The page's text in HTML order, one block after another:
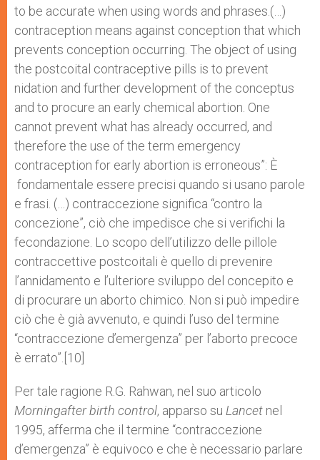
to be accurate when using words and phrases.(…)
contraception means against conception that which
prevents conception occurring. The object of using
the postcoital contraceptive pills is to prevent
nidation and further development of the conceptus
and to procure an early chemical abortion. One
cannot prevent what has already occurred, and
therefore the use of the term emergency
contraception for early abortion is erroneous”: È
fondamentale essere precisi quando si usano parole
e frasi. (…) contraccezione significa “contro la
concezione”, ciò che impedisce che si verifichi la
fecondazione. Lo scopo dell’utilizzo delle pillole
contraccettive post­coitali è quello di prevenire
l’annidamento e l’ulteriore sviluppo del concepito e
di procurare un aborto chimico. Non si può impedire
ciò che è già avvenuto, e quindi l’uso del termine
“contraccezione d’emergenza” per l’aborto precoce
è errato”.[10]
Per tale ragione R.G. Rahwan, nel suo articolo
Morning­after birth control, apparso su Lancet nel
1995, afferma che il termine “contraccezione
d’emergenza” è equivoco e che è necessario parlare